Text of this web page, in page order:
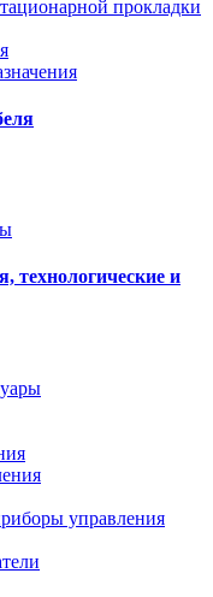
прокладки
технологические и
управления